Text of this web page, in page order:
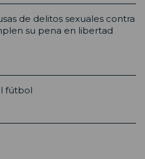
de delitos sexuales contra
su pena en libertad
fútbol